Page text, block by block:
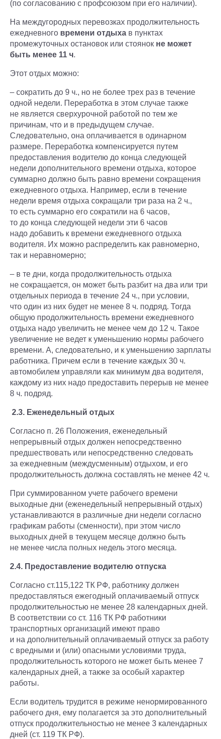
(по согласованию с профсоюзом при его наличии).
На междугородных перевозках продолжительность
ежедневного времени отдыха в пунктах
промежуточных остановок или стоянок не может
быть менее 11 ч.
Этот отдых можно:
– сократить до 9 ч., но не более трех раз в течение
одной недели. Переработка в этом случае также
не является сверхурочной работой по тем же
причинам, что и в предыдущем случае.
Следовательно, она оплачивается в одинарном
размере. Переработка компенсируется путем
предоставления водителю до конца следующей
недели дополнительного времени отдыха, которое
суммарно должно быть равно времени сокращения
ежедневного отдыха. Например, если в течение
недели время отдыха сокращали три раза на 2 ч.,
то есть суммарно его сократили на 6 часов,
то до конца следующей недели эти 6 часов
надо добавить к времени ежедневного отдыха
водителя. Их можно распределить как равномерно,
так и неравномерно;
– в те дни, когда продолжительность отдыха
не сокращается, он может быть разбит на два или три
отдельных периода в течение 24 ч., при условии,
что один из них будет не менее 8 ч. подряд. Тогда
общую продолжительность времени ежедневного
отдыха надо увеличить не менее чем до 12 ч. Такое
увеличение не ведет к уменьшению нормы рабочего
времени. А, следовательно, и к уменьшению зарплаты
работника. Причем если в течение каждых 30 ч.
автомобилем управляли как минимум два водителя,
каждому из них надо предоставить перерыв не менее
8 ч. подряд.
2.3. Еженедельный отдых
Согласно п. 26 Положения, еженедельный
непрерывный отдых должен непосредственно
предшествовать или непосредственно следовать
за ежедневным (междусменным) отдыхом, и его
продолжительность должна составлять не менее 42 ч.
При суммированном учете рабочего времени
выходные дни (еженедельный непрерывный отдых)
устанавливаются в различные дни недели согласно
графикам работы (сменности), при этом число
выходных дней в текущем месяце должно быть
не менее числа полных недель этого месяца.
2.4. Предоставление водителю отпуска
Согласно ст.115,122 ТК РФ, работнику должен
предоставляться ежегодный оплачиваемый отпуск
продолжительностью не менее 28 календарных дней.
В соответствии со ст. 116 ТК РФ работники
транспортных организаций имеют право
и на дополнительный оплачиваемый отпуск за работу
с вредными и (или) опасными условиями труда,
продолжительность которого не может быть менее 7
календарных дней, а также за особый характер
работы.
Если водитель трудится в режиме ненормированного
рабочего дня, ему полагается за это дополнительный
отпуск продолжительностью не менее 3 календарных
дней (ст. 119 ТК РФ).